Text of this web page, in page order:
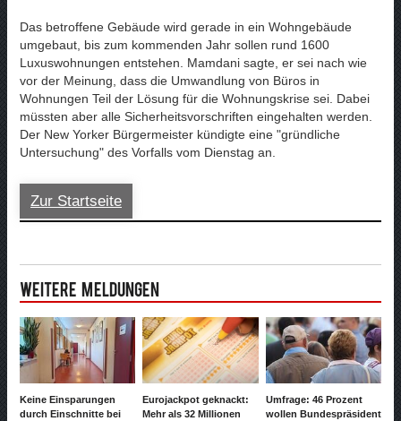
Das betroffene Gebäude wird gerade in ein Wohngebäude
umgebaut, bis zum kommenden Jahr sollen rund 1600
Luxuswohnungen entstehen. Mamdani sagte, er sei nach wie
vor der Meinung, dass die Umwandlung von Büros in
Wohnungen Teil der Lösung für die Wohnungskrise sei. Dabei
müssten aber alle Sicherheitsvorschriften eingehalten werden.
Der New Yorker Bürgermeister kündigte eine "gründliche
Untersuchung" des Vorfalls vom Dienstag an.
Zur Startseite
Weitere Meldungen
Keine Einsparungen
durch Einschnitte bei
Eurojackpot geknackt:
Mehr als 32 Millionen
Umfrage: 46 Prozent
wollen Bundespräsident